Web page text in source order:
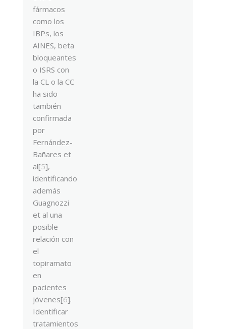
fármacos
como los
IBPs, los
AINES, beta
bloqueantes
o ISRS con
la CL o la CC
ha sido
también
confirmada
por
Fernández-
Bañares et
al[5],
identificando
además
Guagnozzi
et al una
posible
relación con
el
topiramato
en
pacientes
jóvenes[6].
Identificar
tratamientos